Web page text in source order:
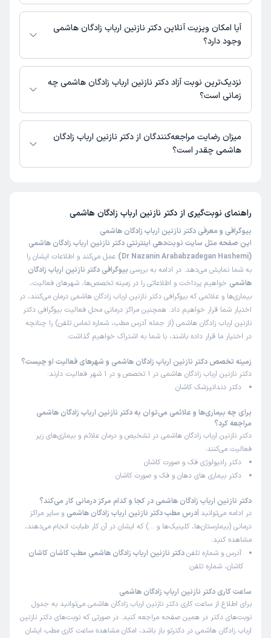
اطلاعاتی درباره محل فعالیت دکتر نازنین ارباب زادگان هاشمی در مراکز درمانی در
دسترس نیست.
آیا امکان ویزیت آنلاین دکتر نازنین ارباب زادگان هاشمی
وجود دارد؟
در حال حاضر اطلاعاتی درباره ارائه ویزیت آنلاین توسط دکتر نازنین ارباب زادگان
هاشمی در دسترس نیست. برای دریافت اطلاعات دقیق‌تر، لطفاً با مطب تماس
بگیرید.
نزدیک‌ترین نوبت آزاد دکتر نازنین ارباب زادگان هاشمی چه
زمانی است؟
زمان نوبت‌دهی و پذیرش بیماران با هماهنگی مطب مشخص می‌شود.
میزان رضایت مراجعه‌کنندگان از دکتر نازنین ارباب زادگان
هاشمی چقدر است؟
راهنمای نوبت‌گیری از دکتر نازنین ارباب زادگان هاشمی
بیوگرافی و معرفی دکتر نازنین ارباب زادگان هاشمی
این صفحه مثل سایت نوبت‌دهی اینترنتی دکتر نازنین ارباب زادگان هاشمی
(Dr Nazanin Arababzadegan Hashemi)
عمل می‌کند و اطلاعات ایشان را
به شما نمایش می‌دهد. در ادامه به بررسی بیوگرافی دکتر نازنین ارباب زادگان
هاشمی خواهیم پرداخت و اطلاعاتی را در زمینه تخصص‌ها، شهرهای فعالیت،
بیماری‌ها و علائمی که بیوگرافی دکتر نازنین ارباب زادگان هاشمی درمان می‌کنند، در
اختیار شما قرار خواهیم داد. همچنین مراکز درمانی محل فعالیت بیوگرافی دکتر
نازنین ارباب زادگان هاشمی (از جمله آدرس مطب، شماره تماس تلفن) را چنانچه
در اختیار ما قرار داده باشند، با شما به اشتراک خواهیم گذاشت.
زمینه تخصص دکتر نازنین ارباب زادگان هاشمی و شهرهای فعالیت او چیست؟
دکتر نازنین ارباب زادگان هاشمی در 1 تخصص و در 1 شهر فعالیت دارند:
دکتر دندانپزشک کاشان
برای چه بیماری‌ها و علائمی می‌توان به دکتر نازنین ارباب زادگان هاشمی
مراجعه کرد؟
دکتر نازنین ارباب زادگان هاشمی در تشخیص و درمان علائم و بیماری‌های زیر
فعالیت می‌کنند:
دکتر رادیولوژی فک و صورت کاشان
دکتر بیماری های دهان و فک و صورت کاشان
دکتر نازنین ارباب زادگان هاشمی در کجا و کدام مرکز درمانی کار می‌کند؟
در ادامه می‌توانید آدرس مطب دکتر نازنین ارباب زادگان هاشمی و سایر مراکز
درمانی (بیمارستان‌ها، کلینیک‌ها و …) که ایشان در آن کار طبابت انجام می‌دهند،
مشاهده کنید:
آدرس و شماره تلفندکتر نازنین ارباب زادگان هاشمی مطب کاشان کاشان
کاشان، شماره تلفن:
ساعت کاری دکتر نازنین ارباب زادگان هاشمی
برای اطلاع از ساعت کاری دکتر نازنین ارباب زادگان هاشمی می‌توانید به جدول
نوبت‌های دکتر در همین صفحه مراجعه کنید. در صورتی که نوبت‌های دکتر نازنین
ارباب زادگان هاشمی در دکترتو باز باشد، امکان مشاهده ساعت کاری مطب ایشان